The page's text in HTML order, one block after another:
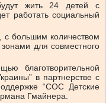
жить 24 детей с
работать социальный
с большим количеством
для совместного
благотворительной
в партнерстве с
“СОС Детские
Гмайнера.